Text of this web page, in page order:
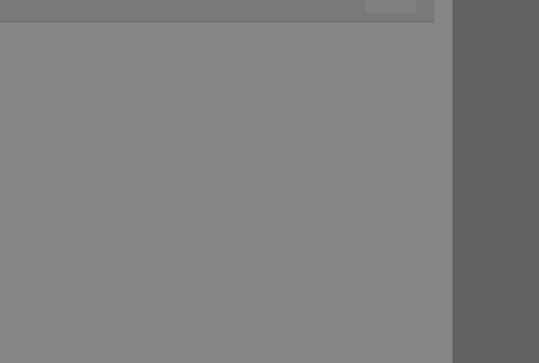
sledování
a
používá
koncový uživatel
sledování
vložená do